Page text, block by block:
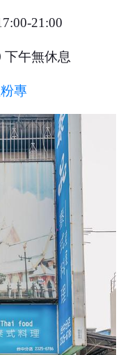
21:00
下午無休息
專